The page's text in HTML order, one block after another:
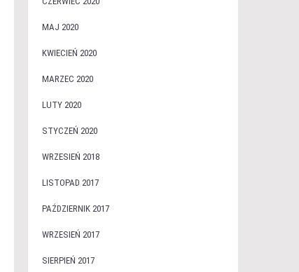
MAJ 2020
KWIECIEŃ 2020
MARZEC 2020
LUTY 2020
STYCZEŃ 2020
WRZESIEŃ 2018
LISTOPAD 2017
PAŹDZIERNIK 2017
WRZESIEŃ 2017
SIERPIEŃ 2017